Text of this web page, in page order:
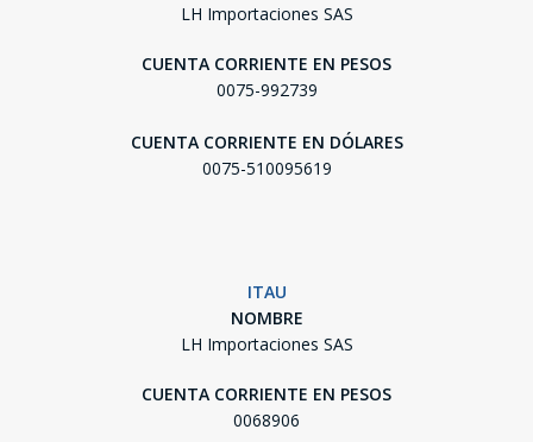
LH Importaciones SAS
CUENTA CORRIENTE EN PESOS
0075-992739
CUENTA CORRIENTE EN DÓLARES
0075-510095619
ITAU
NOMBRE
LH Importaciones SAS
CUENTA CORRIENTE EN PESOS
0068906